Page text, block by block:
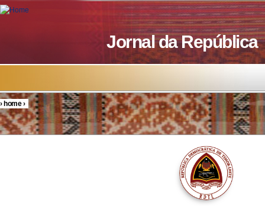
Skip to main content
Jornal da República
You are here
›home›